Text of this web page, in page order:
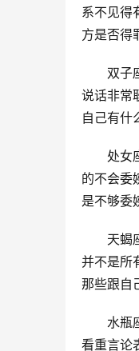
系不见得
方是否得
双子座
说话非常
自己有什
处女座
的不会委
是不够委
天蝎座
并不是所
那些跟自
水瓶座
看重言论